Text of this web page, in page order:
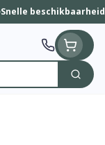
Snelle beschikbaarheid
Zoek